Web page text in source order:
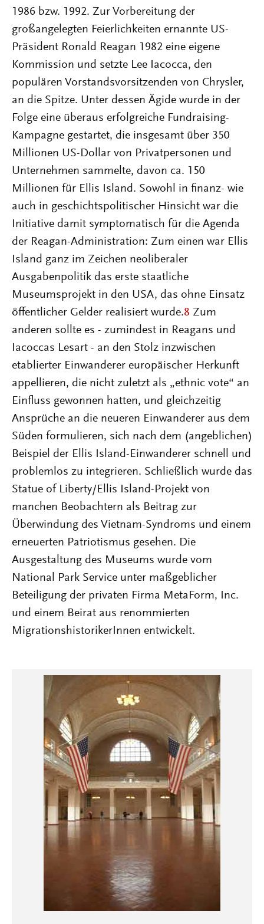
1986 bzw. 1992. Zur Vorbereitung der
großangelegten Feierlichkeiten ernannte US-
Präsident Ronald Reagan 1982 eine eigene
Kommission und setzte Lee Iacocca, den
populären Vorstandsvorsitzenden von Chrysler,
an die Spitze. Unter dessen Ägide wurde in der
Folge eine überaus erfolgreiche Fundraising-
Kampagne gestartet, die insgesamt über 350
Millionen US-Dollar von Privatpersonen und
Unternehmen sammelte, davon ca. 150
Millionen für Ellis Island. Sowohl in finanz- wie
auch in geschichtspolitischer Hinsicht war die
Initiative damit symptomatisch für die Agenda
der Reagan-Administration: Zum einen war Ellis
Island ganz im Zeichen neoliberaler
Ausgabenpolitik das erste staatliche
Museumsprojekt in den USA, das ohne Einsatz
öffentlicher Gelder realisiert wurde.8 Zum
anderen sollte es - zumindest in Reagans und
Iacoccas Lesart - an den Stolz inzwischen
etablierter Einwanderer europäischer Herkunft
appellieren, die nicht zuletzt als „ethnic vote“ an
Einfluss gewonnen hatten, und gleichzeitig
Ansprüche an die neueren Einwanderer aus dem
Süden formulieren, sich nach dem (angeblichen)
Beispiel der Ellis Island-Einwanderer schnell und
problemlos zu integrieren. Schließlich wurde das
Statue of Liberty/Ellis Island-Projekt von
manchen Beobachtern als Beitrag zur
Überwindung des Vietnam-Syndroms und einem
erneuerten Patriotismus gesehen. Die
Ausgestaltung des Museums wurde vom
National Park Service unter maßgeblicher
Beteiligung der privaten Firma MetaForm, Inc.
und einem Beirat aus renommierten
MigrationshistorikerInnen entwickelt.